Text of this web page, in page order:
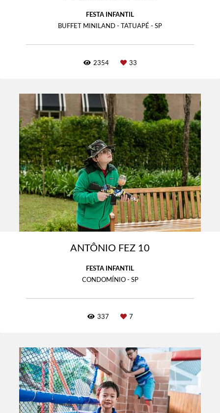
FESTA INFANTIL
BUFFET MINILAND - TATUAPÉ - SP
2354 33
ANTÔNIO FEZ 10
FESTA INFANTIL
CONDOMÍNIO - SP
337 7